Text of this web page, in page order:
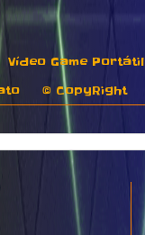
Vídeo Game Portátil
© CopyRight